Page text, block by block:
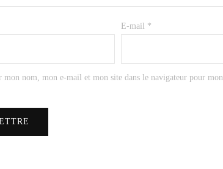
E-mail *
mon nom, mon e-mail et mon site dans le navigateur pour